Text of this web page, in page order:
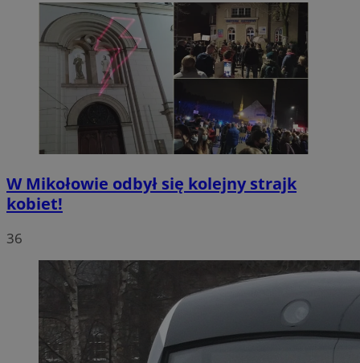
W Mikołowie odbył się kolejny strajk
kobiet!
36